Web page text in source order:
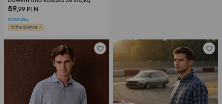
59,99 PLN
NOWOŚĆ
To the Silence